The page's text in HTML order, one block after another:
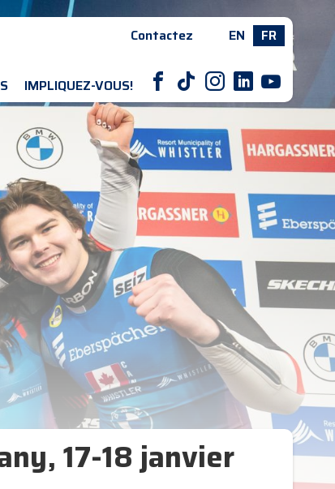
Contactez EN FR
IMPLIQUEZ-VOUS! F T I L Y
17-18 janvier